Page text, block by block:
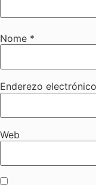
Nome *
Enderezo electrónico
Web